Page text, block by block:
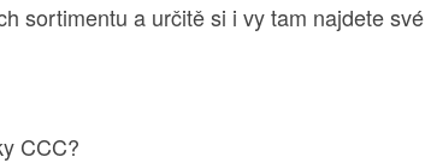
sortimentu a určitě si i vy tam najdete své
CCC?